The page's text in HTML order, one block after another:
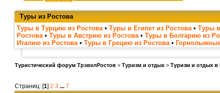
Туры из Ростова
Туры в Турцию из Ростова • Туры в Египет из Ростова • Туры
Ростова • Туры в Австрию из Ростова • Туры в Болгарию из
Италию из Ростова • Туры в Грецию из Ростова •
Туристический форум ТрэвелРостов > Туризм и отдых > Туризм и отдых в
Страниц: [1] 2 3 ... 7